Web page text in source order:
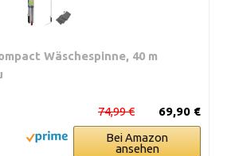
Wäschespinne, 40 m
69,90 €
74,99 €
Bei Amazon
ansehen